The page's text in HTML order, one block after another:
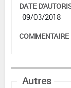
DATE
09/03/2018
COMMENTAIRE
Autres